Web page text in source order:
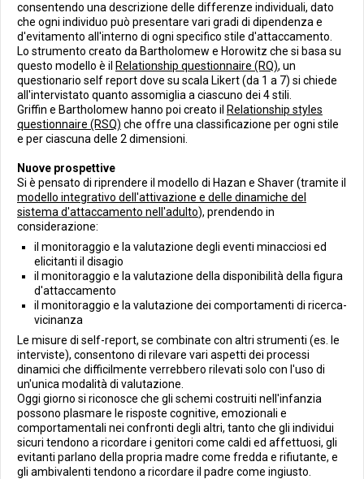
consentendo una descrizione delle differenze individuali, dato
che ogni individuo può presentare vari gradi di dipendenza e
d'evitamento all'interno di ogni specifico stile d'attaccamento.
Lo strumento creato da Bartholomew e Horowitz che si basa su
questo modello è il Relationship questionnaire (RQ), un
questionario self report dove su scala Likert (da 1 a 7) si chiede
all'intervistato quanto assomiglia a ciascuno dei 4 stili.
Griffin e Bartholomew hanno poi creato il Relationship styles
questionnaire (RSQ) che offre una classificazione per ogni stile
e per ciascuna delle 2 dimensioni.
Nuove prospettive
Si è pensato di riprendere il modello di Hazan e Shaver (tramite il
modello integrativo dell'attivazione e delle dinamiche del
sistema d'attaccamento nell'adulto), prendendo in
considerazione:
il monitoraggio e la valutazione degli eventi minacciosi ed
elicitanti il disagio
il monitoraggio e la valutazione della disponibilità della figura
d'attaccamento
il monitoraggio e la valutazione dei comportamenti di ricerca-
vicinanza
Le misure di self-report, se combinate con altri strumenti (es. le
interviste), consentono di rilevare vari aspetti dei processi
dinamici che difficilmente verrebbero rilevati solo con l'uso di
un'unica modalità di valutazione.
Oggi giorno si riconosce che gli schemi costruiti nell'infanzia
possono plasmare le risposte cognitive, emozionali e
comportamentali nei confronti degli altri, tanto che gli individui
sicuri tendono a ricordare i genitori come caldi ed affettuosi, gli
evitanti parlano della propria madre come fredda e rifiutante, e
gli ambivalenti tendono a ricordare il padre come ingiusto.